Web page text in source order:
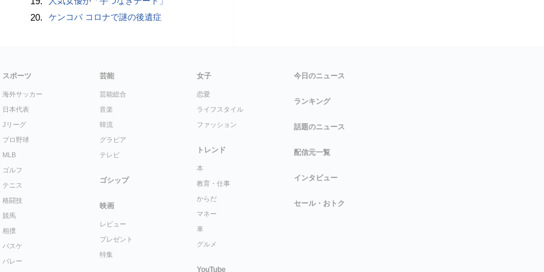
20. ケンコバ コロナで謎の後遺症
スポーツ
海外サッカー
日本代表
Jリーグ
プロ野球
MLB
ゴルフ
テニス
格闘技
競馬
相撲
バスケ
バレー
芸能
芸能総合
音楽
韓流
グラビア
テレビ
ゴシップ
映画
レビュー
プレゼント
特集
女子
恋愛
ライフスタイル
ファッション
トレンド
本
教育・仕事
からだ
マネー
車
グルメ
YouTube
今日のニュース
ランキング
話題のニュース
配信元一覧
インタビュー
セール・おトク